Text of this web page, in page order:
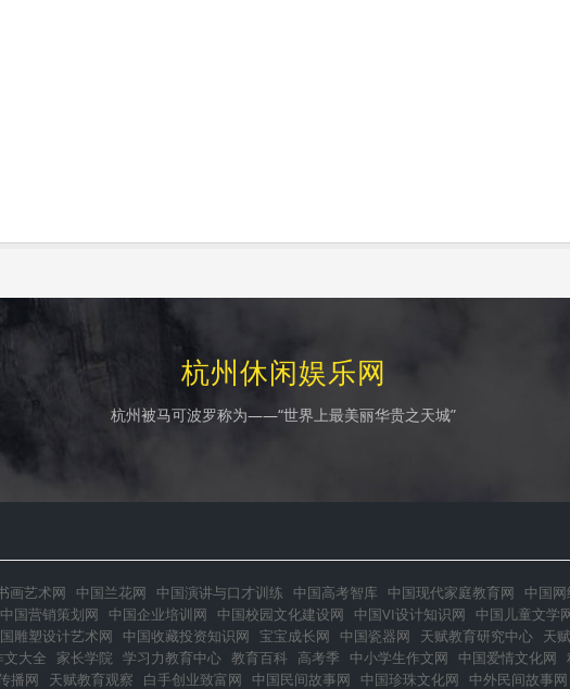
杭州休闲娱乐网
杭州被马可波罗称为——“世界上最美丽华贵之天城”
画艺术网 中国兰花网 中国演讲与口才训练 中国高考智库 中国现代家庭教育网 中国
中国营销策划网 中国企业培训网 中国校园文化建设网 中国VI设计知识网 中国儿童文学
雕塑设计艺术网 中国收藏投资知识网 宝宝成长网 中国瓷器网 天赋教育研究中心 天
文大全 家长学院 学习力教育中心 教育百科 高考季 中小学生作文网 中国爱情文化网
播网 天赋教育观察 白手创业致富网 中国民间故事网 中国珍珠文化网 中外民间故事网